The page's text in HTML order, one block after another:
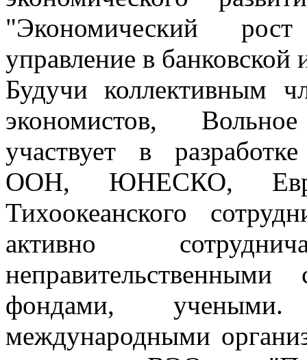
"Экономический
управление в
Будучи коллективным
экономистов,
участвует в
ООН, ЮНЕСКО,
Тихоокеанского
активно
неправительственными
фондами,
международными